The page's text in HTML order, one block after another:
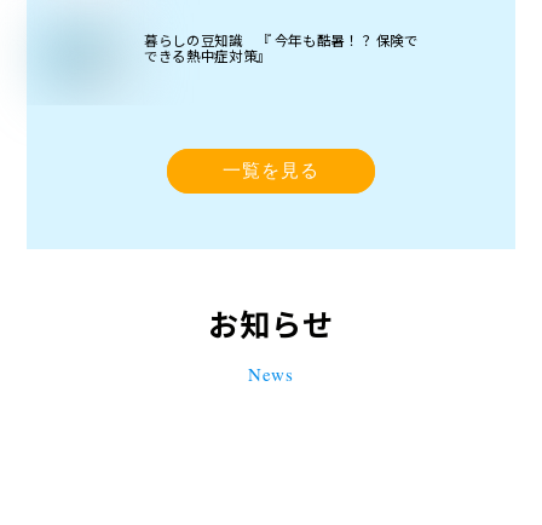
暮らしの豆知識 『 今年も酷暑！？ 保険で
できる熱中症対策』
一覧を見る
お知らせ
News